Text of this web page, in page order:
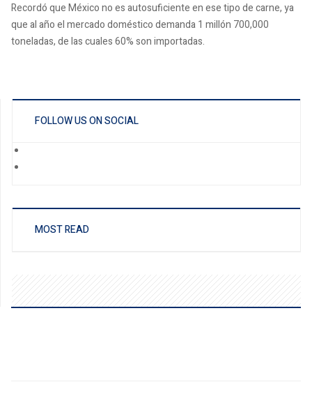
Recordó que México no es autosuficiente en ese tipo de carne, ya
que al año el mercado doméstico demanda 1 millón 700,000
toneladas, de las cuales 60% son importadas.
FOLLOW US ON SOCIAL
MOST READ